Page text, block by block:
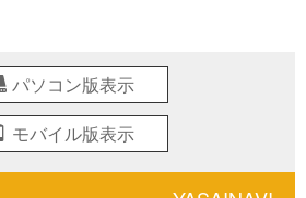
パソコン版表示
モバイル版表示